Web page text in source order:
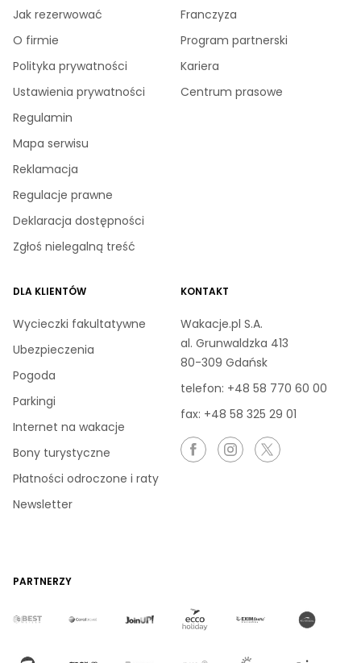
Jak rezerwować
O firmie
Polityka prywatności
Ustawienia prywatności
Regulamin
Mapa serwisu
Reklamacja
Regulacje prawne
Deklaracja dostępności
Zgłoś nielegalną treść
Franczyza
Program partnerski
Kariera
Centrum prasowe
DLA KLIENTÓW
Wycieczki fakultatywne
Ubezpieczenia
Pogoda
Parkingi
Internet na wakacje
Bony turystyczne
Płatności odroczone i raty
Newsletter
KONTAKT
Wakacje.pl S.A.
al. Grunwaldzka 413
80-309 Gdańsk
telefon: +48 58 770 60 00
fax: +48 58 325 29 01
PARTNERZY